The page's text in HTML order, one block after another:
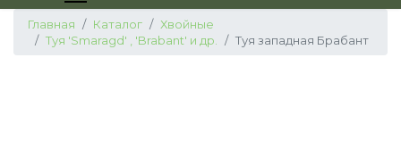
Главная Каталог
Хвойные
Туя 'Smaragd' , 'Brabant' и др.
Туя западная Брабант